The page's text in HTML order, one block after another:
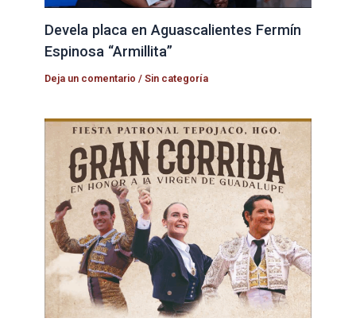
Devela placa en Aguascalientes Fermín
Espinosa “Armillita”
Deja un comentario /Sin categoría